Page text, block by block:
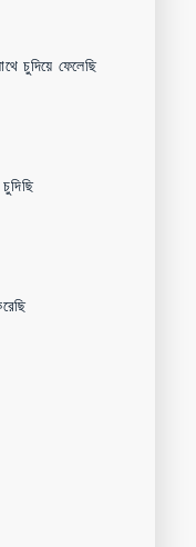
চুদিয়ে ফেলেছি